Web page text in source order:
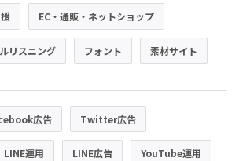
EC・通販・ネットショップ
リスニング フォント 素材サイト
広告 Twitter広告
LINE運用 LINE広告 YouTube運用